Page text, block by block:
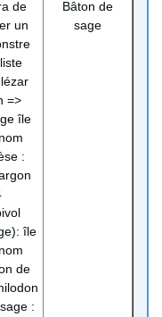
de
un
=>
île
:
île
de
:
Bâton de
sage